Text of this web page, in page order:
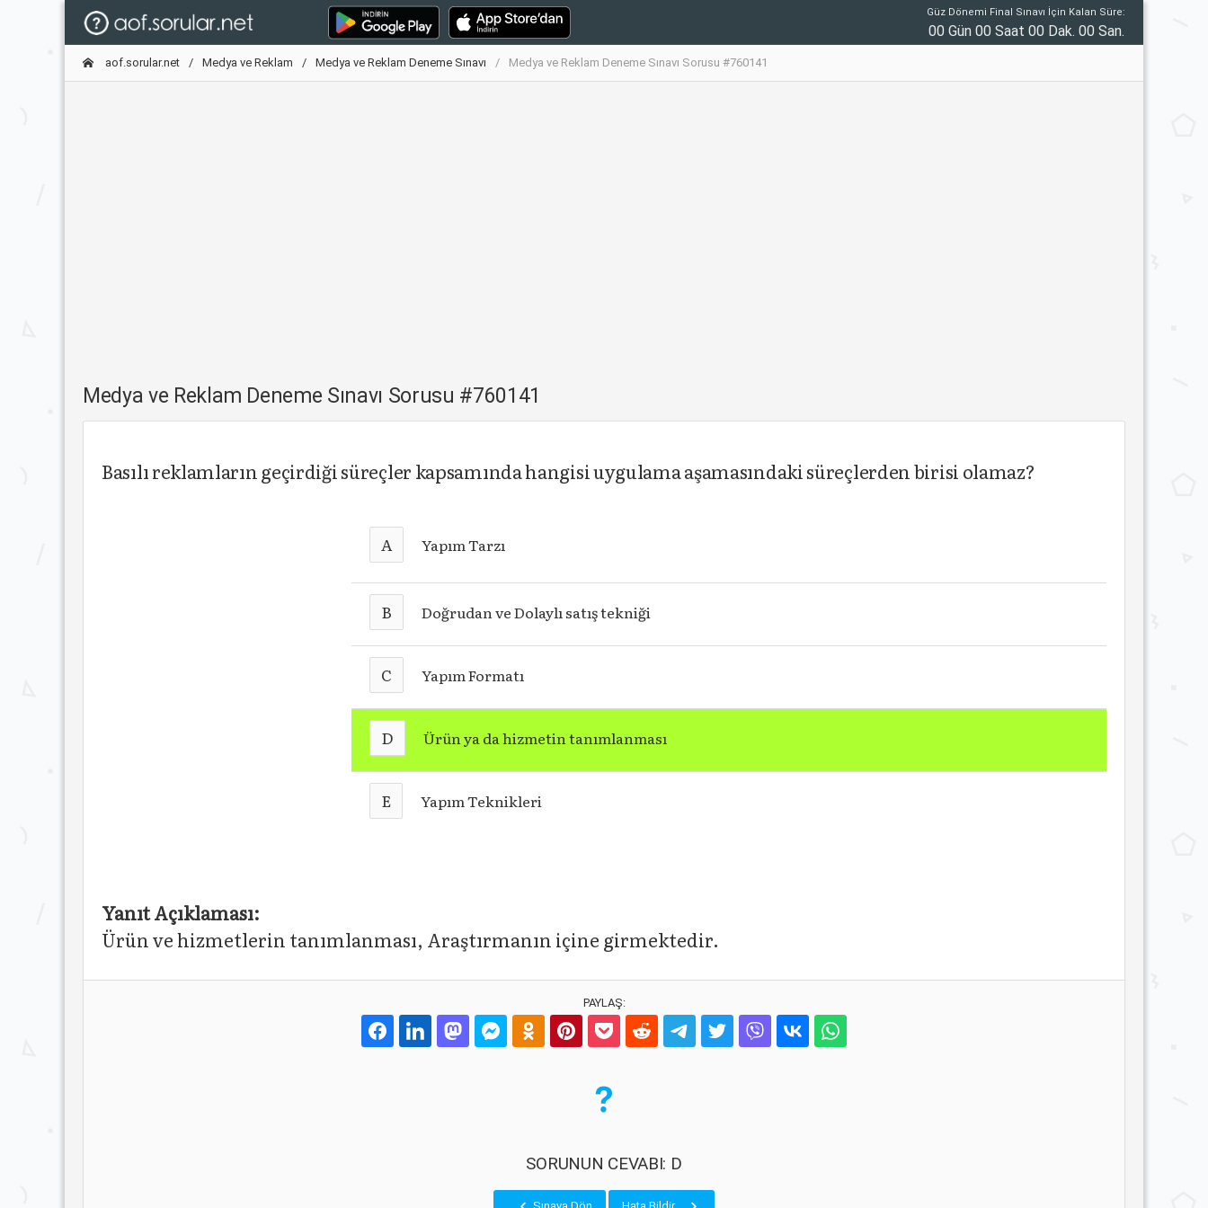
Güz Dönemi Final Sınavı İçin Kalan Süre:
00 Gün 00 Saat 00 Dak. 00 San.
aof.sorular.net Medya ve Reklam Medya ve Reklam Deneme Sınavı Medya ve Reklam Deneme Sınavı Sorusu #760141
Medya ve Reklam Deneme Sınavı Sorusu #760141
Basılı reklamların geçirdiği süreçler kapsamında hangisi uygulama aşamasındaki süreçlerden birisi olamaz?
A Yapım Tarzı
B Doğrudan ve Dolaylı satış tekniği
C Yapım Formatı
D Ürün ya da hizmetin tanımlanması
E Yapım Teknikleri
Yanıt Açıklaması:
Ürün ve hizmetlerin tanımlanması, Araştırmanın içine girmektedir.
PAYLAŞ:
SORUNUN CEVABI: D